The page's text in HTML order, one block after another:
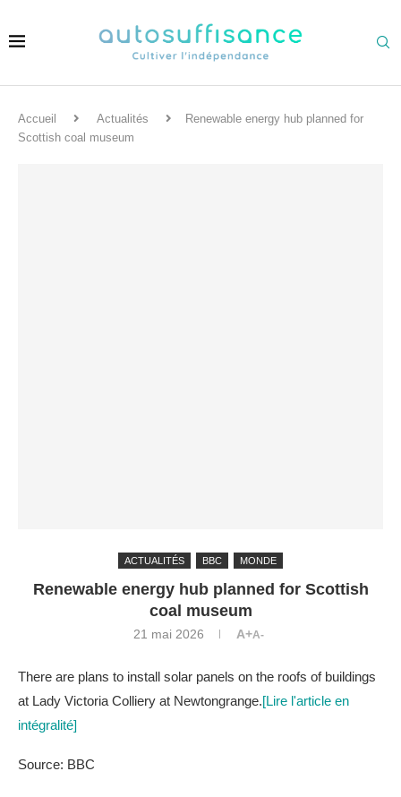
Accueil Actualités
Renewable energy hub planned for
Scottish coal museum
ACTUALITÉS BBC MONDE
Renewable energy hub planned for Scottish
coal museum
21 mai 2026 A+A-
There are plans to install solar panels on the roofs of buildings
at Lady Victoria Colliery at Newtongrange.[Lire l'article en
intégralité]
Source: BBC